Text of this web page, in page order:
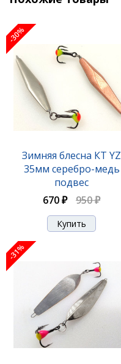
-30%
Зимняя блесна КТ YZ
35мм серебро-медь
подвес
670 ₽
950 ₽
-31%